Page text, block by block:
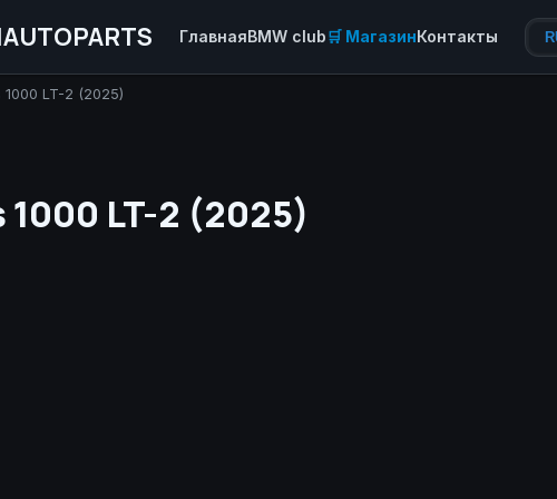
ГлавнаяBMW club🛒 МагазинКонтакты
1000 LT-2 (2025)
1000 LT-2 (2025)